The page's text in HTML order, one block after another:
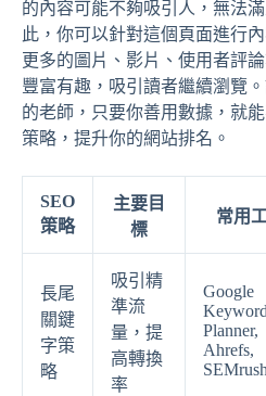
的內容可能不夠吸引人，無法
此，你可以針對這個頁面進行
更多的圖片、影片、使用者評
豐富有趣，吸引讀者繼續瀏覽
的老師，只要你善用數據，就
策略，提升你的網站排名。
SEO
策略
主要目
標
常用
長尾
關鍵
字策
略
吸引精
準流
量，提
高轉換
率
Google
Keyword
Planner,
Ahrefs,
SEMrush